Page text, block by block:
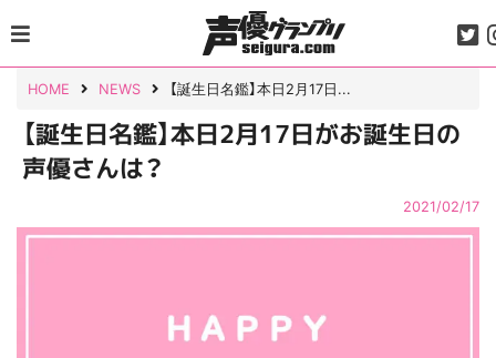
to
content
HOME NEWS 【誕生日名鑑】本日2月17日...
【誕生日名鑑】本日2月17日がお誕生日の
声優さんは？
2021/02/17